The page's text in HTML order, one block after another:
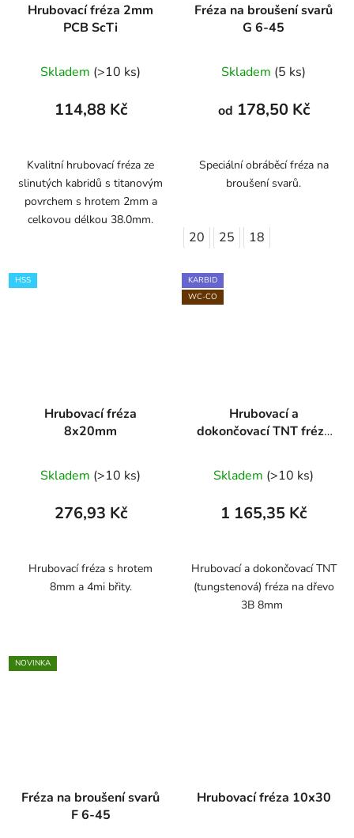
Hrubovací fréza 2mm
PCB ScTi
Skladem (>10 ks)
114,88 Kč
Kvalitní hrubovací fréza ze
slinutých kabridů s titanovým
povrchem s hrotem 2mm a
celkovou délkou 38.0mm.
Fréza na broušení svarů
G 6-45
Skladem (5 ks)
od 178,50 Kč
Speciální obráběcí fréza na
broušení svarů.
20 25 18
HSS
Hrubovací fréza
8x20mm
Skladem (>10 ks)
276,93 Kč
Hrubovací fréza s hrotem
8mm a 4mi břity.
KARBID
WC-CO
Hrubovací a
dokončovací TNT fréza
břitem 8mm
Skladem (>10 ks)
1 165,35 Kč
Hrubovací a dokončovací TNT
(tungstenová) fréza na dřevo
3B 8mm
NOVINKA
Fréza na broušení svarů
F 6-45
Hrubovací fréza 10x30